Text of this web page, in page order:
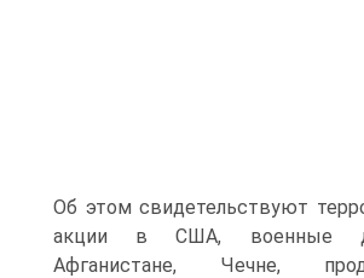
Об этом свидетельствуют
акции в США, военные
Афганистане, Чечне,